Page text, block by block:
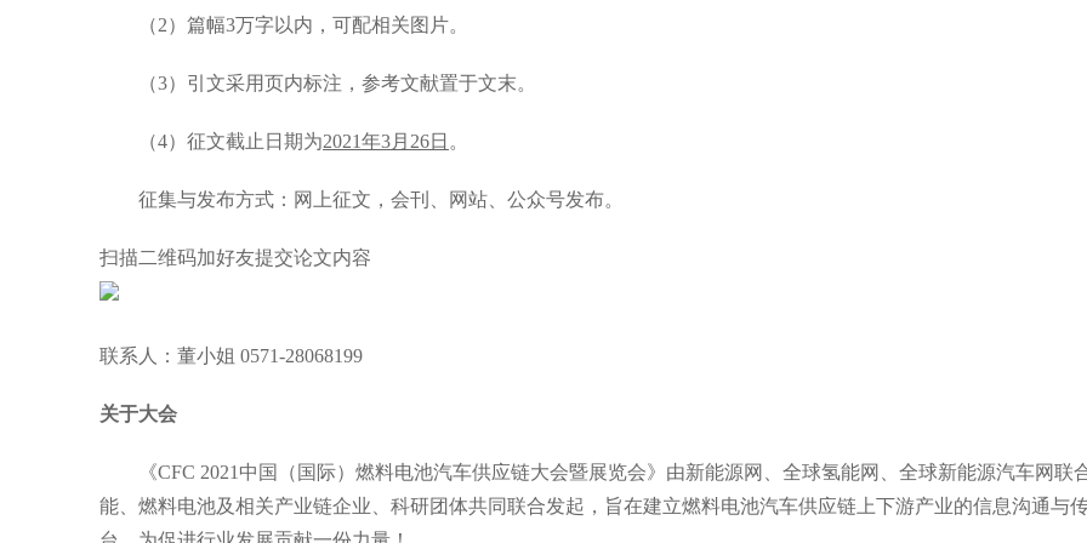
（2）篇幅3万字以内，可配相关图片。
（3）引文采用页内标注，参考文献置于文末。
（4）征文截止日期为2021年3月26日 。
征集与发布方式：网上征文，会刊、网站、公众号发布。
扫描二维码加好友提交论文内容
联系人：董小姐 0571-28068199
关于大会
《CFC 2021中国（国际）燃料电池汽车供应链大会暨展览会》由新能源网、全球氢能网、全球新能源汽车网联
能、燃料电池及相关产业链企业、科研团体共同联合发起，旨在建立燃料电池汽车供应链上下游产业的信息沟通与